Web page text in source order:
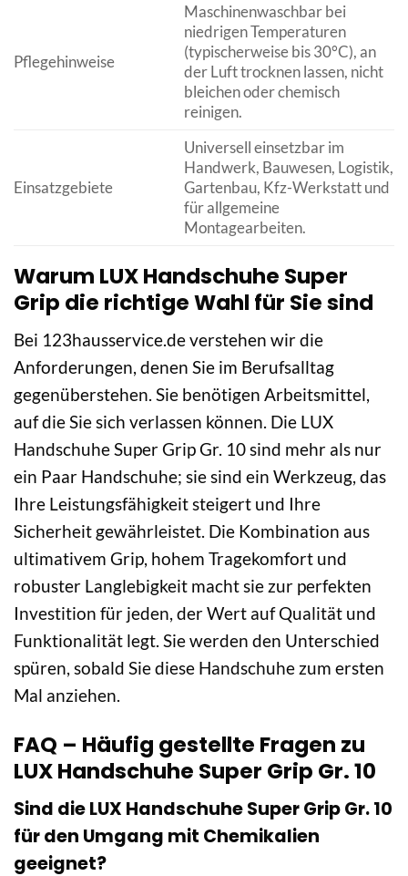
Pflegehinweise
Maschinenwaschbar bei
niedrigen Temperaturen
(typischerweise bis 30°C), an
der Luft trocknen lassen, nicht
bleichen oder chemisch
reinigen.
Einsatzgebiete
Universell einsetzbar im
Handwerk, Bauwesen, Logistik,
Gartenbau, Kfz-Werkstatt und
für allgemeine
Montagearbeiten.
Warum LUX Handschuhe Super
Grip die richtige Wahl für Sie sind
Bei 123hausservice.de verstehen wir die
Anforderungen, denen Sie im Berufsalltag
gegenüberstehen. Sie benötigen Arbeitsmittel,
auf die Sie sich verlassen können. Die LUX
Handschuhe Super Grip Gr. 10 sind mehr als nur
ein Paar Handschuhe; sie sind ein Werkzeug, das
Ihre Leistungsfähigkeit steigert und Ihre
Sicherheit gewährleistet. Die Kombination aus
ultimativem Grip, hohem Tragekomfort und
robuster Langlebigkeit macht sie zur perfekten
Investition für jeden, der Wert auf Qualität und
Funktionalität legt. Sie werden den Unterschied
spüren, sobald Sie diese Handschuhe zum ersten
Mal anziehen.
FAQ – Häufig gestellte Fragen zu
LUX Handschuhe Super Grip Gr. 10
Sind die LUX Handschuhe Super Grip Gr. 10
für den Umgang mit Chemikalien
geeignet?